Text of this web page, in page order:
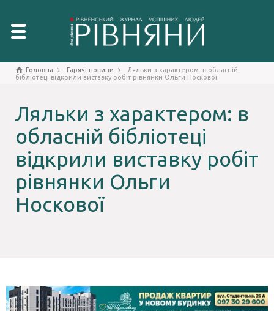
Головна Гарячі новини
Ляльки з характером: в обласній
бібліотеці відкрили виставку робіт рівнянки Ольги Носкової
Ляльки з характером: в
обласній бібліотеці
відкрили виставку робіт
рівнянки Ольги
Носкової